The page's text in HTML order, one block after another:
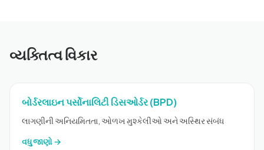
વ્યક્તિત્વ વિકાર
બોર્ડરલાઇન પર્સોનાલિટી ડિસઓર્ડર (BPD)
લાગણીની અનિયમિતતા, ઓળખ મુશ્કેલીઓ અને અસ્થિર સંબંધ
વધુ જાણો →